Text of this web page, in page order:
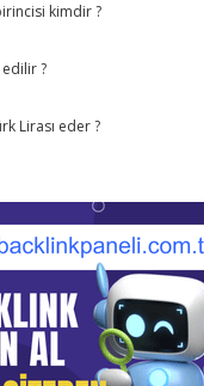
kimdir ?
edilir ?
Lirası eder ?